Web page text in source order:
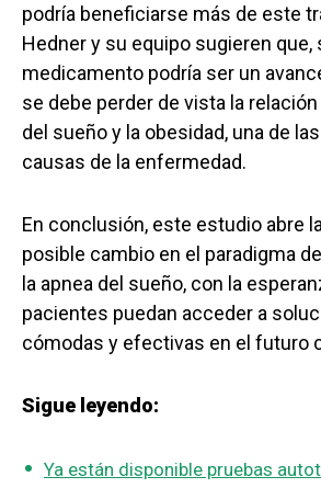
podría beneficiarse más de este
Hedner y su equipo sugieren que,
medicamento podría ser un
se debe perder de vista la
del sueño y la obesidad, una de
causas de la enfermedad.
En conclusión, este estudio abre
posible cambio en el paradigma
la apnea del sueño, con la
pacientes puedan acceder a
cómodas y efectivas en el futuro
Sigue leyendo:
Ya están disponible pruebas